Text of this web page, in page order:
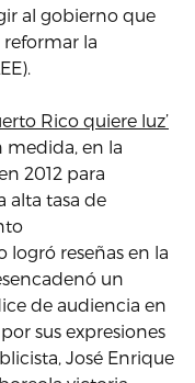
al gobierno que
la
Rico quiere luz’
medida, en la
2012 para
alta tasa de
logró reseñas en la
un
de audiencia en
sus expresiones
José Enrique